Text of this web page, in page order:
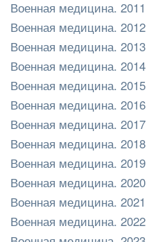
Военная медицина. 2011
Военная медицина. 2012
Военная медицина. 2013
Военная медицина. 2014
Военная медицина. 2015
Военная медицина. 2016
Военная медицина. 2017
Военная медицина. 2018
Военная медицина. 2019
Военная медицина. 2020
Военная медицина. 2021
Военная медицина. 2022